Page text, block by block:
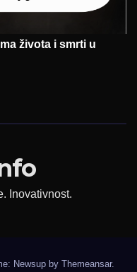
života i smrti u
Inovativnost.
Newsup by Themeansar.